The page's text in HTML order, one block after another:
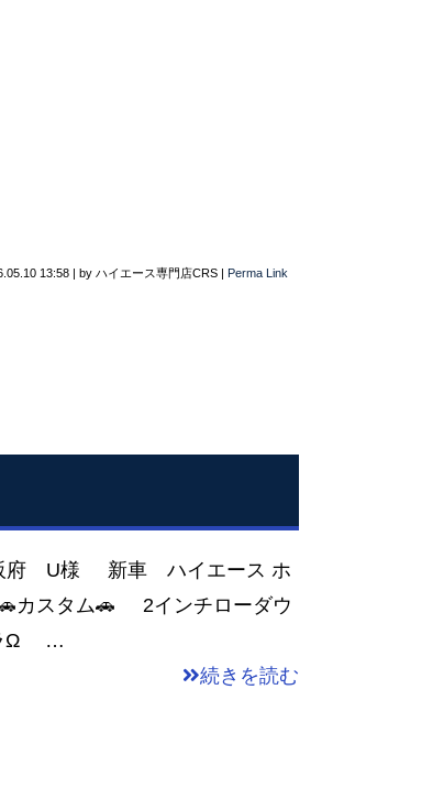
13:58 | by ハイエース専門店CRS | Perma Link
府 U様 新車 ハイエース ホ
カスタム🚗 2インチローダウ
ラΩ …
続きを読む